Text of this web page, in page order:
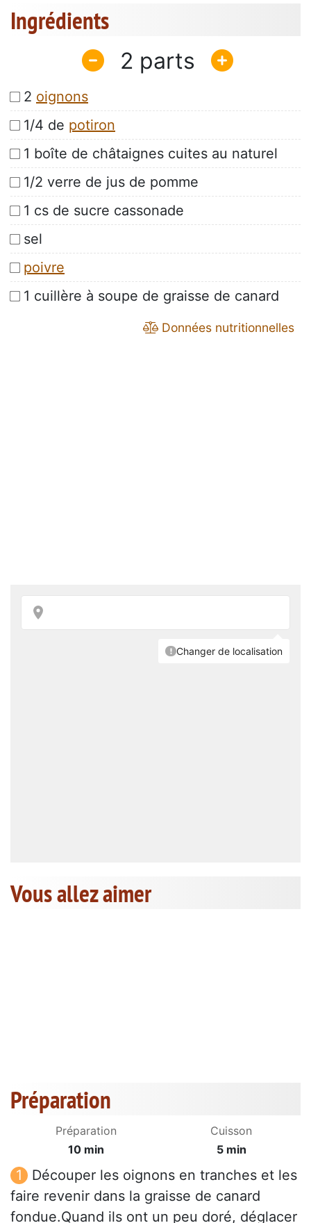
Ingrédients
2
2 oignons
1/4 de potiron
1 boîte de châtaignes cuites au naturel
1/2 verre de jus de pomme
1 cs de sucre cassonade
sel
poivre
1 cuillère à soupe de graisse de canard
Données nutritionnelles
Vous allez aimer
Préparation
Préparation
10 min
Cuisson
5 min
Découper les oignons en tranches et les
faire revenir dans la graisse de canard
fondue.Quand ils ont un peu doré, déglacer